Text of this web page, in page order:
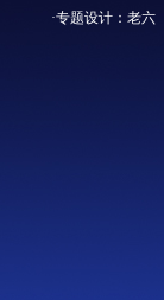
卜 ·专题设计